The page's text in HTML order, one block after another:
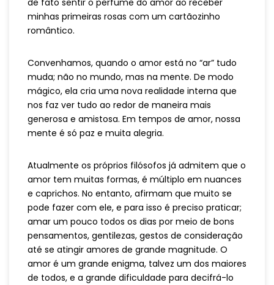
de fato sentir o perfume do amor ao receber
minhas primeiras rosas com um cartãozinho
romântico.
Convenhamos, quando o amor está no “ar” tudo
muda; não no mundo, mas na mente. De modo
mágico, ela cria uma nova realidade interna que
nos faz ver tudo ao redor de maneira mais
generosa e amistosa. Em tempos de amor, nossa
mente é só paz e muita alegria.
Atualmente os próprios filósofos já admitem que o
amor tem muitas formas, é múltiplo em nuances
e caprichos. No entanto, afirmam que muito se
pode fazer com ele, e para isso é preciso praticar;
amar um pouco todos os dias por meio de bons
pensamentos, gentilezas, gestos de consideração
até se atingir amores de grande magnitude. O
amor é um grande enigma, talvez um dos maiores
de todos, e a grande dificuldade para decifrá-lo